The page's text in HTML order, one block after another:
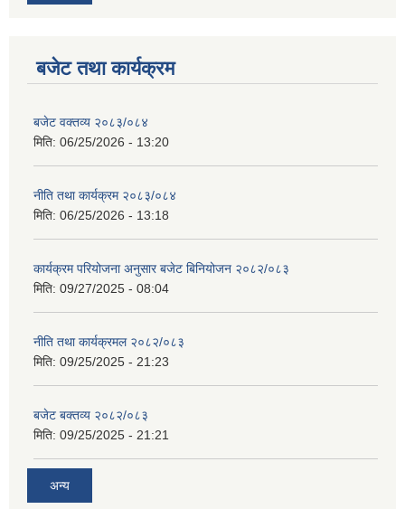
बजेट तथा कार्यक्रम
बजेट वक्तव्य २०८३/०८४
मिति: 06/25/2026 - 13:20
नीति तथा कार्यक्रम २०८३/०८४
मिति: 06/25/2026 - 13:18
कार्यक्रम परियोजना अनुसार बजेट बिनियोजन २०८२/०८३
मिति: 09/27/2025 - 08:04
नीति तथा कार्यक्रमल २०८२/०८३
मिति: 09/25/2025 - 21:23
बजेट बक्तव्य २०८२/०८३
मिति: 09/25/2025 - 21:21
अन्य